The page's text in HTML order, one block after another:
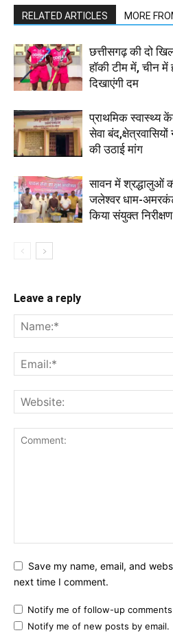
RELATED ARTICLES MORE
छत्तीसगढ़ की दो
हॉकी टीम में, चीन में
दिखाएंगी दम
प्राथमिक स्वास्थ्य
सेवा
की उठाई मांग
सावन में श्रद्धालुओं
जलेश्वर धाम-
किया संयुक्त निरीक्षण
Leave a reply
Save my name, email, and
next time I comment.
Notify me of follow-up comments
Notify me of new posts by email.